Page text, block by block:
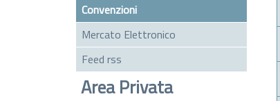
Convenzioni
Mercato Elettronico
Feed rss
Area Privata